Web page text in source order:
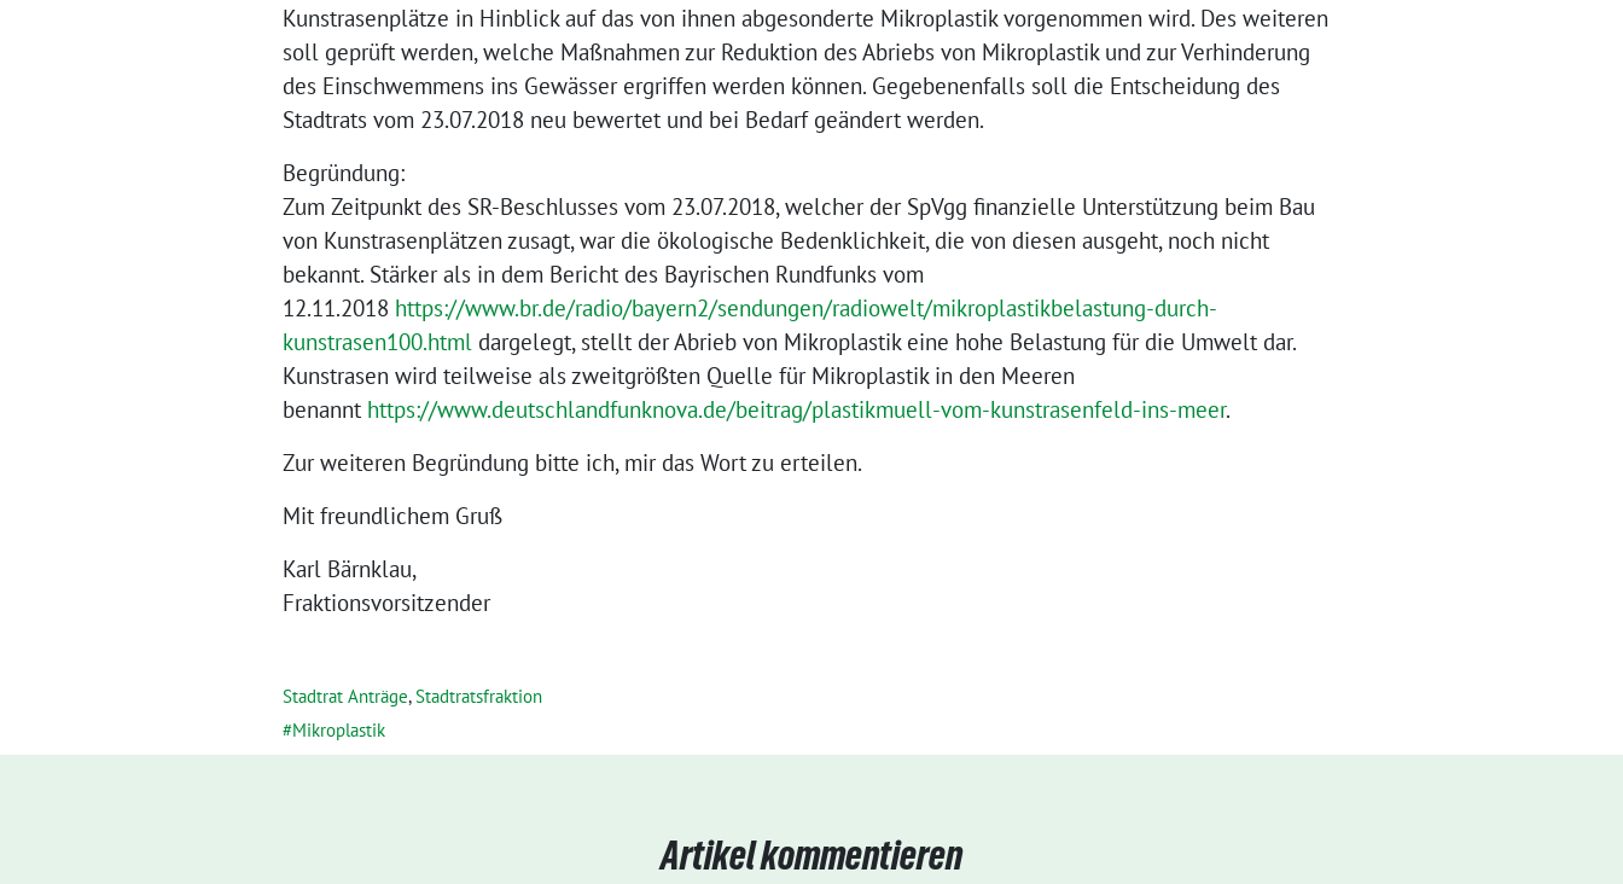
Kunstrasenplätze in Hinblick auf das von ihnen abgesonderte Mikroplastik vorgenommen wird. Des weiteren
soll geprüft werden, welche Maßnahmen zur Reduktion des Abriebs von Mikroplastik und zur Verhinderung
des Einschwemmens ins Gewässer ergriffen werden können. Gegebenenfalls soll die Entscheidung des
Stadtrats vom 23.07.2018 neu bewertet und bei Bedarf geändert werden.
Begründung:
Zum Zeitpunkt des SR-Beschlusses vom 23.07.2018, welcher der SpVgg finanzielle Unterstützung beim Bau
von Kunstrasenplätzen zusagt, war die ökologische Bedenklichkeit, die von diesen ausgeht, noch nicht
bekannt. Stärker als in dem Bericht des Bayrischen Rundfunks vom
12.11.2018 https://www.br.de/radio/bayern2/sendungen/radiowelt/mikroplastikbelastung-durch-
kunstrasen100.html dargelegt, stellt der Abrieb von Mikroplastik eine hohe Belastung für die Umwelt dar.
Kunstrasen wird teilweise als zweitgrößten Quelle für Mikroplastik in den Meeren
benannt https://www.deutschlandfunknova.de/beitrag/plastikmuell-vom-kunstrasenfeld-ins-meer.
Zur weiteren Begründung bitte ich, mir das Wort zu erteilen.
Mit freundlichem Gruß
Karl Bärnklau,
Fraktionsvorsitzender
Stadtrat Anträge,Stadtratsfraktion
Mikroplastik
Artikel kommentieren